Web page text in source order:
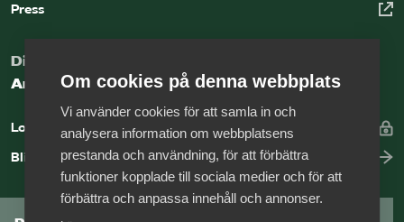
Press
Digital kunskapsbank för arbetsgivare
Arbetsgivarguiden
Logga in
Bli medlem
Om cookies på denna webbplats
Vi använder cookies för att samla in och
analysera information om webbplatsens
prestanda och användning, för att förbättra
funktioner kopplade till sociala medier och för att
förbättra och anpassa innehåll och annonser.